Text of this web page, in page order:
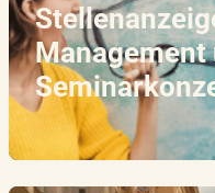
Management